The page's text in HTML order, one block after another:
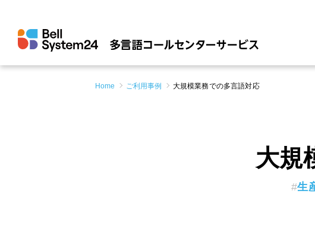
Home ご利用事例 大規模業務での多言語対応
大規
生